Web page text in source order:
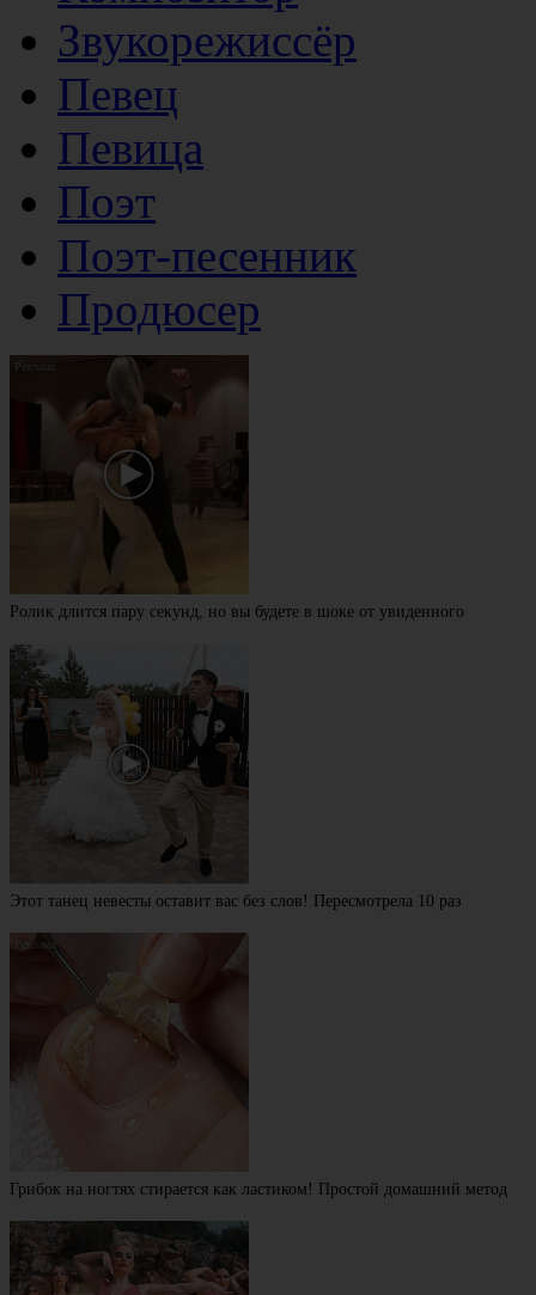
Звукорежиссёр
Певец
Певица
Поэт
Поэт-песенник
Продюсер
Ролик длится пару секунд, но вы будете в шоке от увиденного
Этот танец невесты оставит вас без слов! Пересмотрела 10 раз
Грибок на ногтях стирается как ластиком! Простой домашний метод